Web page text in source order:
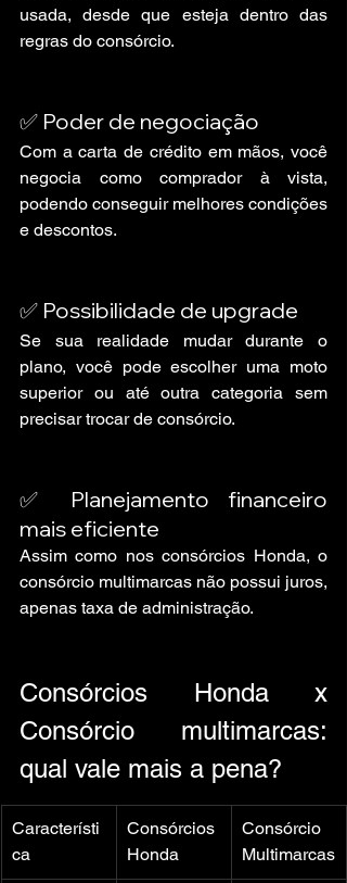
usada, desde que esteja dentro das
regras do consórcio.
✅ Poder de negociação
Com a carta de crédito em mãos, você
negocia como comprador à vista,
podendo conseguir melhores condições
e descontos.
✅ Possibilidade de upgrade
Se sua realidade mudar durante o
plano, você pode escolher uma moto
superior ou até outra categoria sem
precisar trocar de consórcio.
✅ Planejamento financeiro
mais eficiente
Assim como nos consórcios Honda, o
consórcio multimarcas não possui juros,
apenas taxa de administração.
Consórcios Honda x
Consórcio multimarcas:
qual vale mais a pena?
Característi
ca
Consórcios
Honda
Consórcio
Multimarcas